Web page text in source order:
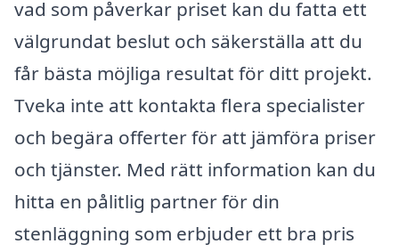
vad som påverkar priset kan du fatta ett
välgrundat beslut och säkerställa att du
får bästa möjliga resultat för ditt projekt.
Tveka inte att kontakta flera specialister
och begära offerter för att jämföra priser
och tjänster. Med rätt information kan du
hitta en pålitlig partner för din
stenläggning som erbjuder ett bra pris